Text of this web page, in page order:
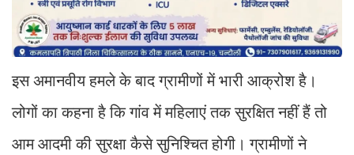
इस अमानवीय हमले के बाद ग्रामीणों में भारी आक्रोश है।
लोगों का कहना है कि गांव में महिलाएं तक सुरक्षित नहीं हैं तो
आम आदमी की सुरक्षा कैसे सुनिश्चित होगी। ग्रामीणों ने